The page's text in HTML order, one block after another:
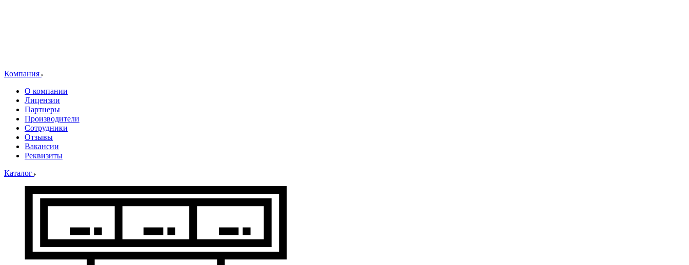
Компания
О компании
Лицензии
Партнеры
Производители
Сотрудники
Отзывы
Вакансии
Реквизиты
Каталог